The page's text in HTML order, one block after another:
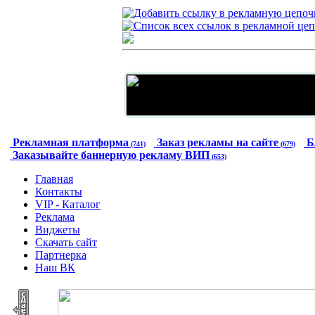
Рекламная платформа (741) Заказ рекламы на сайте (679)
Заказывайте баннерную рекламу ВИП (653)
Главная
Контакты
VIP - Каталог
Реклама
Виджеты
Скачать сайт
Партнерка
Наш ВК